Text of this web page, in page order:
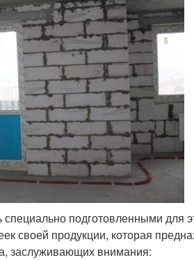
подготовленными для
своей продукции, которая
заслуживающих внимания: